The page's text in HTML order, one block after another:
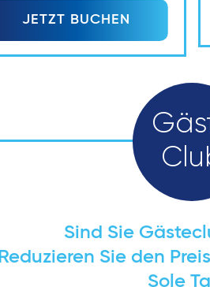
JETZT BUCHEN
Sind Sie
Reduzieren Sie den
Sole